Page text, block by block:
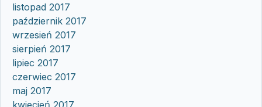
listopad 2017
październik 2017
wrzesień 2017
sierpień 2017
lipiec 2017
czerwiec 2017
maj 2017
kwiecień 2017